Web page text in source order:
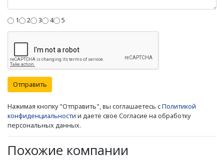
1 2 3 4 5
Отправить
Нажимая кнопку "Отправить", вы соглашаетесь сПолитикой
конфиденциальности и даете свое Согласие на обработку
персональных данных.
Похожие компании